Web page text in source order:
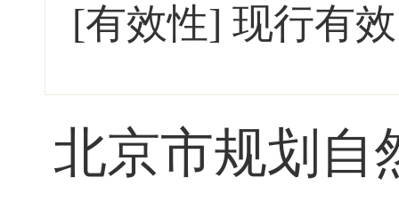
[有效性] 现行有效
北京市规划自